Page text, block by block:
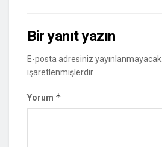
Bir yanıt yazın
E-posta adresiniz yayınlanmayacak.
işaretlenmişlerdir
Yorum *